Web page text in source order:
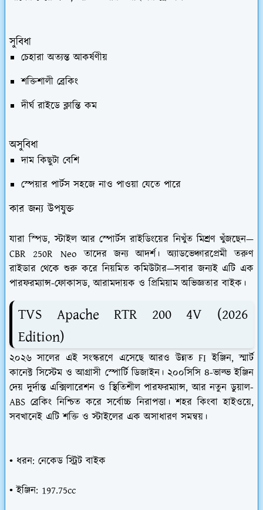
সুবিধা
চেহারা অত্যন্ত আকর্ষণীয়
শক্তিশালী ব্রেকিং
দীর্ঘ রাইডে ক্লান্তি কম
অসুবিধা
দাম কিছুটা বেশি
স্পেয়ার পার্টস সহজে নাও পাওয়া যেতে পারে
কার জন্য উপযুক্ত
যারা স্পিড, স্টাইল আর স্পোর্টস রাইডিংয়ের নিখুঁত মিশ্রণ খুঁজছেন—
CBR 250R Neo তাদের জন্য আদর্শ। অ্যাডভেঞ্চারপ্রেমী তরুণ
রাইডার থেকে শুরু করে নিয়মিত কমিউটার—সবার জন্যই এটি এক
পারফরম্যান্স-ফোকাসড, আরামদায়ক ও প্রিমিয়াম অভিজ্ঞতার বাইক।
TVS Apache RTR 200 4V (2026
Edition)
২০২৬ সালের এই সংস্করণে এসেছে আরও উন্নত FI ইঞ্জিন, স্মার্ট
কানেক্ট সিস্টেম ও আগ্রাসী স্পোর্টি ডিজাইন। ২০০সিসি ৪-ভাল্ভ ইঞ্জিন
দেয় দুর্দান্ত এক্সিলারেশন ও স্থিতিশীল পারফরম্যান্স, আর নতুন ডুয়াল-
ABS ব্রেকিং নিশ্চিত করে সর্বোচ্চ নিরাপত্তা। শহর কিংবা হাইওয়ে,
সবখানেই এটি শক্তি ও স্টাইলের এক অসাধারণ সমন্বয়।
• ধরন: নেকেড স্ট্রিট বাইক
• ইঞ্জিন: 197.75cc